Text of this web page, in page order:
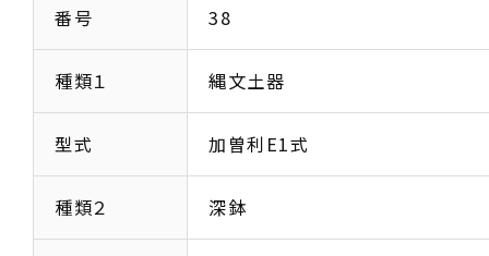
番号 38
種類１ 縄文土器
型式 加曽利E1式
種類２ 深鉢